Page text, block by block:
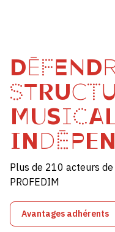
Plus de 210 acteurs
PROFEDIM
Avantages adhérents